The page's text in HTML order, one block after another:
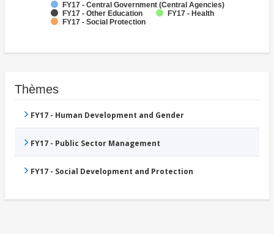
FY17 - Central Government (Central Agencies)
FY17 - Other Education
FY17 - Health
FY17 - Social Protection
Thèmes
FY17 - Human Development and Gender
FY17 - Public Sector Management
FY17 - Social Development and Protection